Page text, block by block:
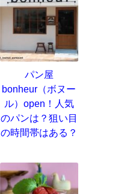
パン屋
bonheur（ボヌー
ル）open！人気
のパンは？狙い目
の時間帯はある？